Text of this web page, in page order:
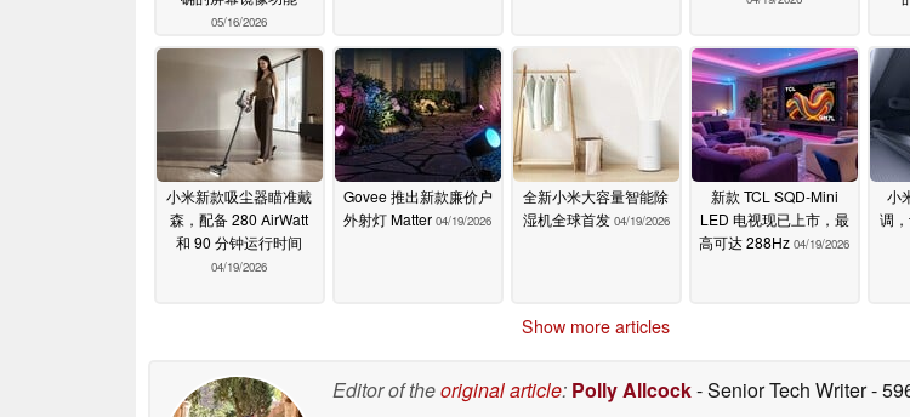
05/16/2026
小米新款吸尘器瞄准戴
森，配备 280 AirWatt
和 90 分钟运行时间
04/19/2026
Govee 推出新款廉价户
外射灯 Matter 04/19/2026
全新小米大容量智能除
湿机全球首发 04/19/2026
新款 TCL SQD-Mini
LED 电视现已上市，最
高可达 288Hz 04/19/2026
小
调
Show more articles
Editor of theoriginal article: Polly Allcock- Senior Tech Writer-